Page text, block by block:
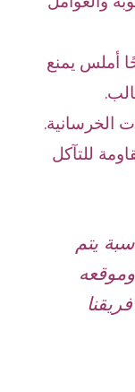
أملس يمنع
الخرسانية.
للتآكل
يتم